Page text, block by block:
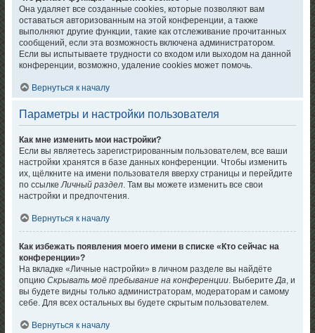
Она удаляет все созданные cookies, которые позволяют вам
оставаться авторизованным на этой конференции, а также
выполняют другие функции, такие как отслеживание прочитанных
сообщений, если эта возможность включена администратором.
Если вы испытываете трудности со входом или выходом на данной
конференции, возможно, удаление cookies может помочь.
Вернуться к началу
Параметры и настройки пользователя
Как мне изменить мои настройки?
Если вы являетесь зарегистрированным пользователем, все ваши
настройки хранятся в базе данных конференции. Чтобы изменить
их, щёлкните на имени пользователя вверху страницы и перейдите
по ссылкеЛичный раздел. Там вы можете изменить все свои
настройки и предпочтения.
Вернуться к началу
Как избежать появления моего имени в списке «Кто сейчас на
конференции»?
На вкладке «Личные настройки» в личном разделе вы найдёте
опциюСкрывать моё пребывание на конференции. ВыберитеДа, и
вы будете видны только администраторам, модераторам и самому
себе. Для всех остальных вы будете скрытым пользователем.
Вернуться к началу